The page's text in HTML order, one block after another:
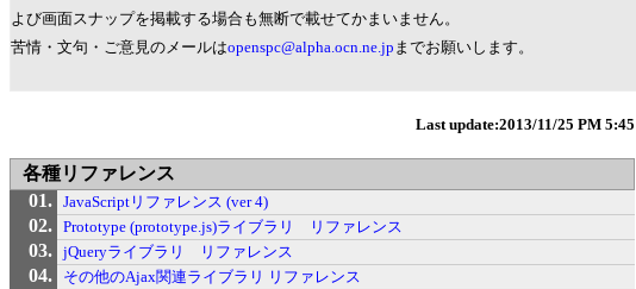
よび画面スナップを掲載する場合も無断で載せてかまいません。
苦情・文句・ご意見のメールはopenspc@alpha.ocn.ne.jp までお願いします。
Last update:2013/11/25 PM 5:45
各種リファレンス
JavaScriptリファレンス (ver 4)
Prototype (prototype.js)ライブラリ リファレンス
jQueryライブラリ リファレンス
その他のAjax関連ライブラリ リファレンス